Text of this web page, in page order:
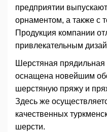
предприятии
орнаментом, а также с
Продукция компании
привлекательным
Шерстяная прядильная
оснащена новейшим
шерстяную пряжу и
Здесь же
качественных
шерсти.